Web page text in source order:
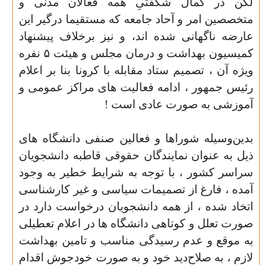
متخصصین امر و آحاد جامعه که مستقیما درگیر این
عارضه ناگهانی شده اند، و نیز برخلاف پیشنهاد
کمیسیون بهداشت و درمان مجلس و هیئت ۵ نفره
ویژه آن ، تصمیم ستاد مقابله‌ با کرونا بنا بر اعلام
رئیس جمهور ، ادامه فعالیت های مراکز عمومی و
آموزشی به صورت عادی است !
بدین‌وسیله شوراها و فعالین صنفی دانشگاه های
ذیل به عنوان نمایندگان حقوقی قاطبه دانشجویان
سراسر کشور ، با توجه به شرایط خطیر به وجود
آمده ، فارغ از تصمیمات سیاسی و غیر کارشناسی
اتخاد شده ، از همه دانشجویان درخواست دارد در
صورت تعلل و کوتاهی دانشگاه ها در اعلام تعطیلی
به موقع و عدم رسیدگی مناسب و تامین بهداشت
لازم ، به صلاح‌دید خود و به صورت خودجوش اقدام